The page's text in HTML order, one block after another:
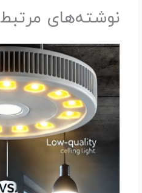
نوشته‌های مرتبط